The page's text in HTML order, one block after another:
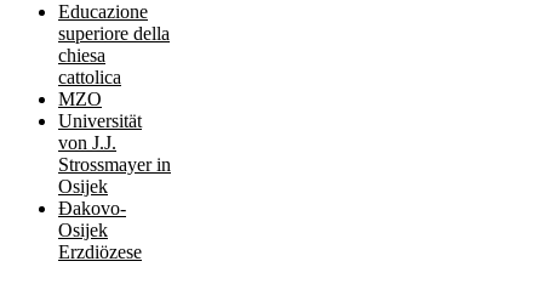
Educazione
superiore della
chiesa
cattolica
MZO
Universität
von J.J.
Strossmayer in
Osijek
Đakovo-
Osijek
Erzdiözese